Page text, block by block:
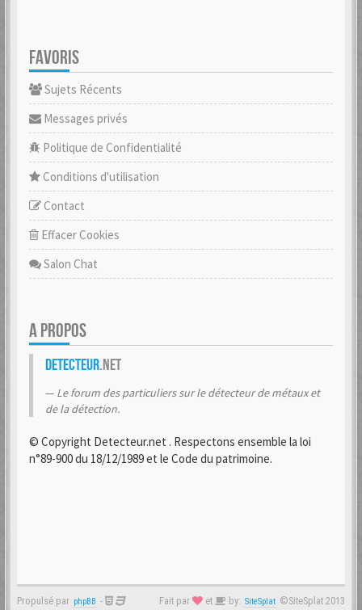
FAVORIS
Sujets Récents
Messages privés
Politique de Confidentialité
Conditions d'utilisation
Contact
Effacer Cookies
Salon Chat
A PROPOS
Detecteur.net
Le forum des particuliers sur le détecteur de métaux et
de la détection.
© Copyright Detecteur.net . Respectons ensemble la loi
n°89-900 du 18/12/1989 et le Code du patrimoine.
Propulsé par phpBB - Fait par et by: SiteSplat ©SiteSplat 2013